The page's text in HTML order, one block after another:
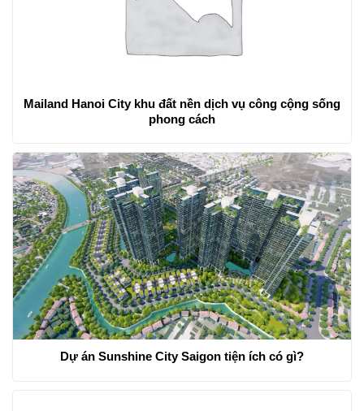
Mailand Hanoi City khu đất nền dịch vụ công cộng sống
phong cách
Dự án Sunshine City Saigon tiện ích có gì?